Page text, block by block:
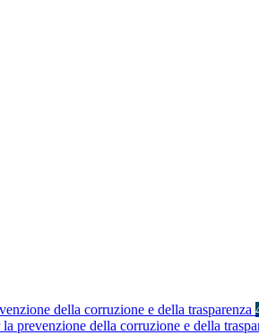
della corruzione e della trasparenza
prevenzione della corruzione e della